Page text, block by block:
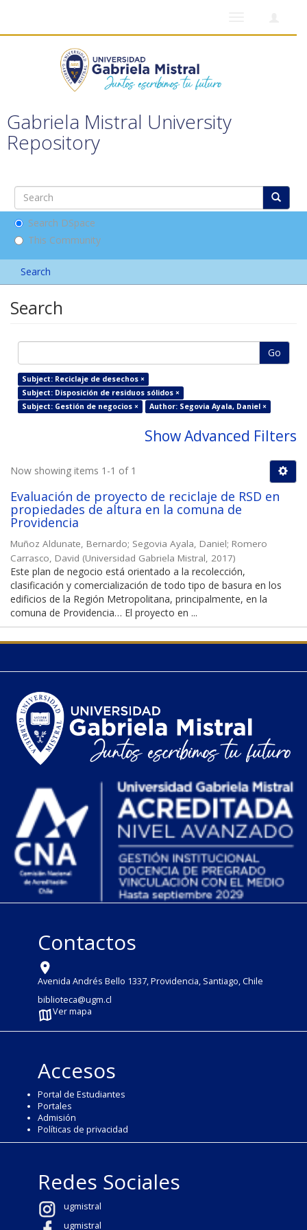
Gabriela Mistral University
Repository
Search DSpace
This Community
Search
Search
Go
Subject: Reciclaje de desechos ×
Subject: Disposición de residuos sólidos ×
Subject: Gestión de negocios ×
Author: Segovia Ayala, Daniel ×
Show Advanced Filters
Now showing items 1-1 of 1
Evaluación de proyecto de reciclaje de RSD en
propiedades de altura en la comuna de
Providencia
Muñoz Aldunate, Bernardo; Segovia Ayala, Daniel; Romero
Carrasco, David (Universidad Gabriela Mistral, 2017)
Este plan de negocio está orientado a la recolección,
clasificación y comercialización de todo tipo de basura en los
edificios de la Región Metropolitana, principalmente, en la
comuna de Providencia… El proyecto en ...
Contactos
Avenida Andrés Bello 1337, Providencia, Santiago, Chile
biblioteca@ugm.cl
Ver mapa
Accesos
Portal de Estudiantes
Portales
Admisión
Políticas de privacidad
Redes Sociales
ugmistral
ugmistral